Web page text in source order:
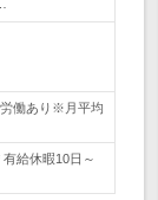
働あり※月平均
給休暇10日～